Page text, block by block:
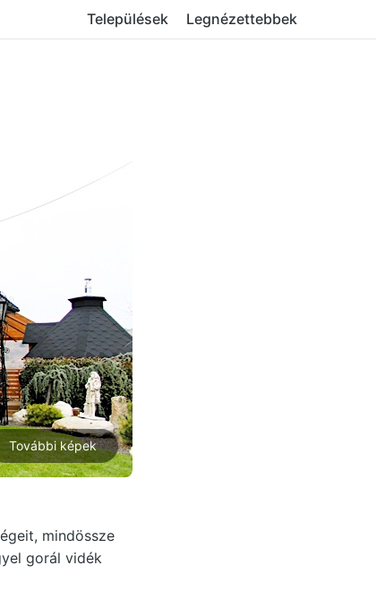
Települések Legnézettebbek
További képek
mindössze
gorál vidék